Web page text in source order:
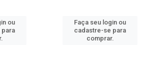
ou
Faça seu login ou
cadastre-se para
comprar.